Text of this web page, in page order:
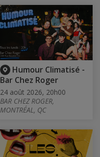
Humour Climatisé -
Bar Chez Roger
24 août 2026, 20h00
BAR CHEZ ROGER,
MONTRÉAL, QC